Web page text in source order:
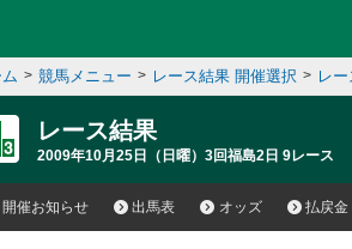
> 競馬メニュー > レース結果 開催選択 > レ
レース結果
2009年10月25日（日曜）3回福島2日 9レース
開催お知らせ 出馬表 オッズ 払戻金